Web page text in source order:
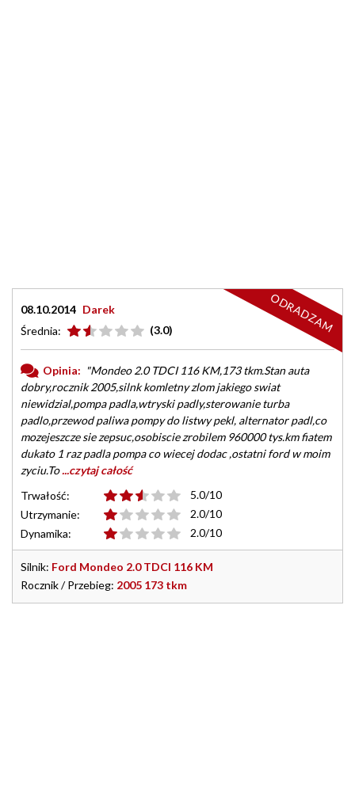
08.10.2014 Darek
Średnia:
(3.0)
Opinia: "Mondeo 2.0 TDCI 116 KM,173 tkm.Stan auta
dobry,rocznik 2005,silnk komletny zlom jakiego swiat
niewidzial,pompa padla,wtryski padly,sterowanie turba
padlo,przewod paliwa pompy do listwy pekl, alternator padl,co
mozejeszcze sie zepsuc,osobiscie zrobilem 960000 tys.km fiatem
dukato 1 raz padla pompa co wiecej dodac ,ostatni ford w moim
zyciu.To...czytaj całość
Trwałość:
5.0/10
Utrzymanie:
2.0/10
Dynamika:
2.0/10
Silnik: Ford Mondeo 2.0 TDCI 116 KM
Rocznik / Przebieg: 2005 173 tkm
ODRADZAM